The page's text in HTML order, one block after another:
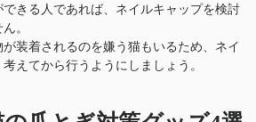
きる人であれば、ネイルキャップを検討
。
装着されるのを嫌う猫もいるため、ネイ
えてから行うようにしましょう。